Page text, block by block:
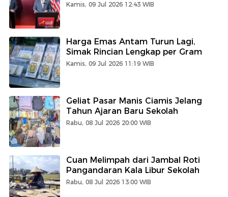
Kamis, 09 Jul 2026 12:43 WIB
Harga Emas Antam Turun Lagi,
Simak Rincian Lengkap per Gram
Kamis, 09 Jul 2026 11:19 WIB
Geliat Pasar Manis Ciamis Jelang
Tahun Ajaran Baru Sekolah
Rabu, 08 Jul 2026 20:00 WIB
Cuan Melimpah dari Jambal Roti
Pangandaran Kala Libur Sekolah
Rabu, 08 Jul 2026 13:00 WIB